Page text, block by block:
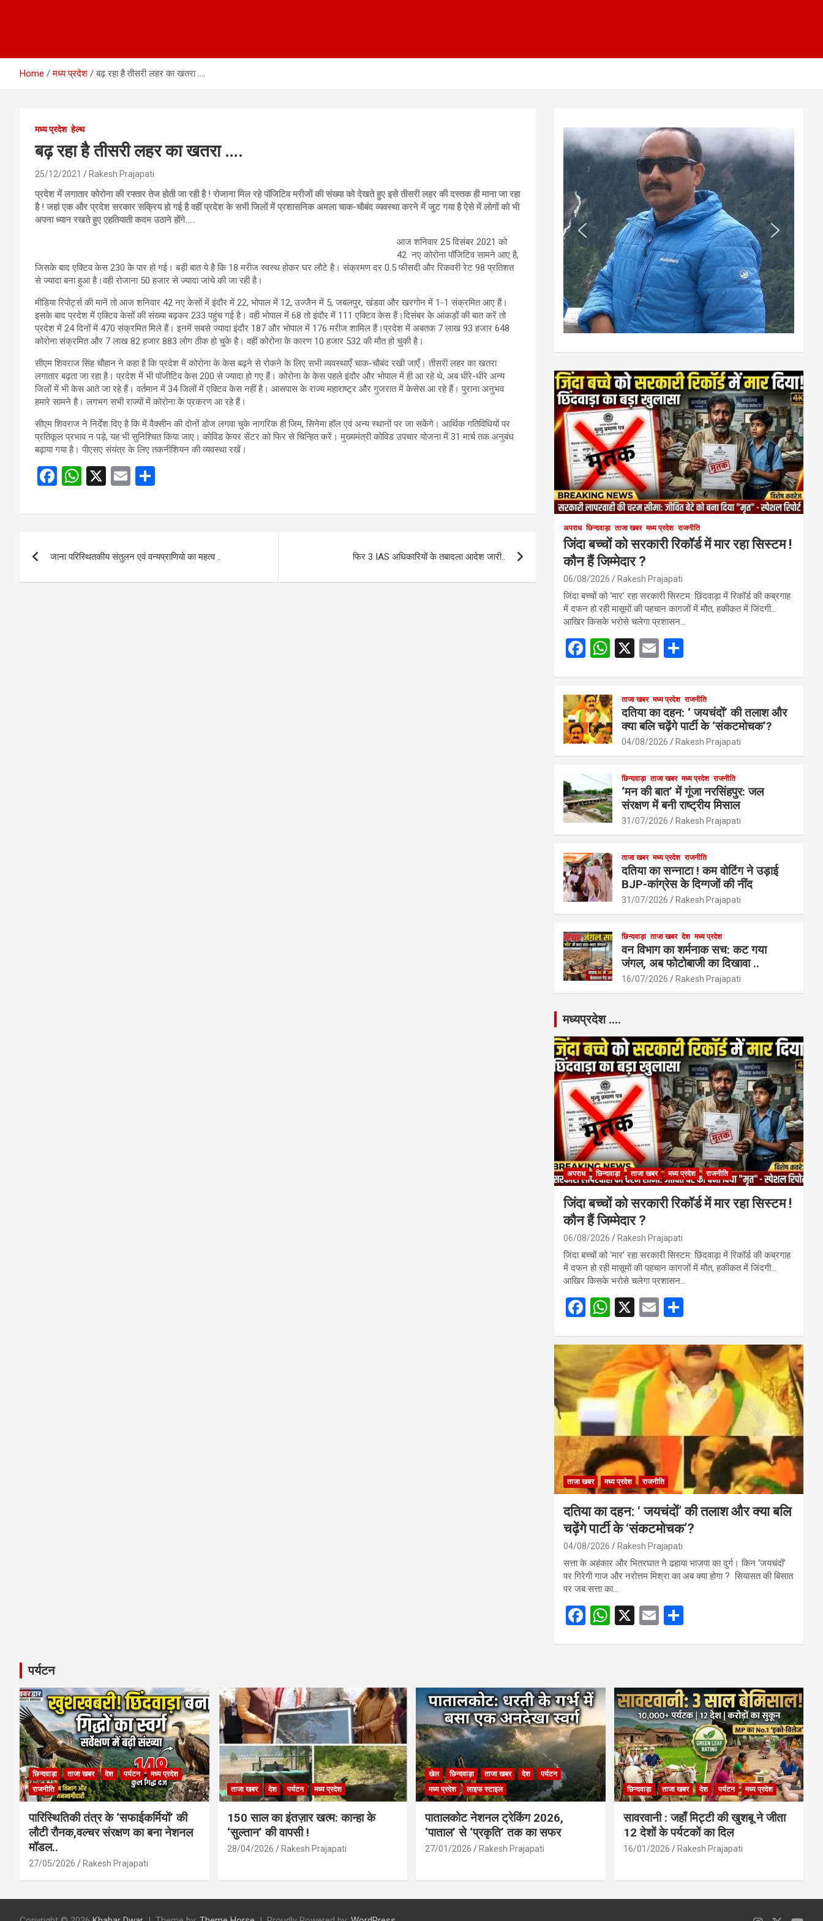
Home मध्य प्रदेश बढ़ रहा है तीसरी लहर का खतरा ….
मध्य प्रदेश हेल्थ
बढ़ रहा है तीसरी लहर का खतरा ….
25/12/2021 Rakesh Prajapati
प्रदेश में लगातार कोरोना की रफ्तार तेज होती जा रही है ! रोजाना मिल रहे पॉजिटिव मरीजों की संख्या को देखते हुए इसे तीसरी लहर की दस्तक ही माना जा रहा
है ! जहां एक और प्रदेश सरकार सक्रिय हो गई है वहीं प्रदेश के सभी जिलों में प्रशासनिक अमला चाक-चौबंद व्यवस्था करने में जुट गया है ऐसे में लोगों को भी
अपना ध्यान रखते हुए एहतियाती कदम उठाने होंगे….
आज शनिवार 25 दिसंबर 2021 को
42 नए कोरोना पॉजिटिव सामने आए है,
जिसके बाद एक्टिव केस 230 के पार हो गई। बड़ी बात ये है कि 18 मरीज स्वस्थ होकर घर लौटे है। संक्रमण दर 0.5 फीसदी और रिकवरी रेट 98 प्रतिशत
से ज्यादा बना हुआ है।वही रोजाना 50 हजार से ज्यादा जांचे की जा रही है।
मीडिया रिपोर्ट्स की मानें तो आज शनिवार 42 नए केसों में इंदौर में 22, भोपाल में 12, उज्जैन में 5, जबलपुर, खंडवा और खरगोन में 1-1 संक्रमित आए हैं।
इसके बाद प्रदेश में एक्टिव केसों की संख्या बढ़कर 233 पहुंच गई है। वही भोपाल में 68 तो इंदौर में 111 एक्टिव केस हैं।दिसंबर के आंकड़ों की बात करें तो
प्रदेश में 24 दिनों में 470 संक्रमित मिले हैं। इनमें सबसे ज्यादा इंदौर 187 और भोपाल में 176 मरीज शामिल हैं।प्रदेश में अबतक 7 लाख 93 हजार 648
कोरोना संक्रमित और 7 लाख 82 हजार 883 लोग ठीक हो चुके है। वहीं कोरोना के कारण 10 हजार 532 की मौत हो चुकी है।
सीएम शिवराज सिंह चौहान ने कहा है कि प्रदेश में कोरोना के केस बढ़ने से रोकने के लिए सभी व्यवस्थाएँ चाक-चौबंद रखी जाएँ। तीसरी लहर का खतरा
लगातार बढ़ता जा रहा है। प्रदेश में भी पॉजीटिव केस 200 से ज्यादा हो गए हैं। कोरोना के केस पहले इंदौर और भोपाल में ही आ रहे थे, अब धीरे-धीरे अन्य
जिलों में भी केस आते जा रहे हैं। वर्तमान में 34 जिलों में एक्टिव केस नहीं है। आसपास के राज्य महाराष्ट्र और गुजरात में केसेस आ रहे हैं। पुराना अनुभव
हमारे सामने है। लगभग सभी राज्यों में कोरोना के प्रकरण आ रहे हैं।
सीएम शिवराज ने निर्देश दिए है कि में वैक्सीन की दोनों डोज लगवा चुके नागरिक ही जिम, सिनेमा हॉल एवं अन्य स्थानों पर जा सकेंगे। आर्थिक गतिविधियों पर
प्रतिकूल प्रभाव न पड़े, यह भी सुनिश्चित किया जाए। कोविड केयर सेंटर को फिर से चिन्हित करें। मुख्यमंत्री कोविड उपचार योजना में 31 मार्च तक अनुबंध
बढ़ाया गया है। पीएसए संयंत्र के लिए तकनीशियन की व्यवस्था रखें।
F
ce
o
W
at
A
X
E
ail ar
navigation
जाना परिस्थितकीय संतुलन एवं वन्यप्राणियो का महत्व .. फिर 3 IAS अधिकारियों के तबादला आदेश जारी..
अपराध छिन्दवाड़ा ताजा खबर मध्य प्रदेश राजनीति
जिंदा बच्चों को सरकारी रिकॉर्ड में मार रहा सिस्टम !
कौन हैं जिम्मेदार ?
06/08/2026 Rakesh Prajapati
जिंदा बच्चों को ‘मार’ रहा सरकारी सिस्टम: छिंदवाड़ा में रिकॉर्ड की कब्रगाह
में दफन हो रही मासूमों की पहचान कागजों में मौत, हकीकत में जिंदगी…
आखिर किसके भरोसे चलेगा प्रशासन…
F
b
o
o
W
s
A
p
X
E
e
ताजा खबर मध्य प्रदेश राजनीति
दतिया का दहन: ‘ जयचंदों’ की तलाश और
क्या बलि चढ़ेंगे पार्टी के ‘संकटमोचक’?
04/08/2026 Rakesh Prajapati
छिन्दवाड़ा ताजा खबर मध्य प्रदेश राजनीति
‘मन की बात’ में गूंजा नरसिंहपुर: जल
संरक्षण में बनी राष्ट्रीय मिसाल
31/07/2026 Rakesh Prajapati
ताजा खबर मध्य प्रदेश राजनीति
दतिया का सन्नाटा ! कम वोटिंग ने उड़ाई
BJP-कांग्रेस के दिग्गजों की नींद
31/07/2026 Rakesh Prajapati
छिन्दवाड़ा ताजा खबर देश मध्य प्रदेश
वन विभाग का शर्मनाक सच: कट गया
जंगल, अब फोटोबाजी का दिखावा ..
16/07/2026 Rakesh Prajapati
मध्यप्रदेश ….
अपराध छिन्दवाड़ा ताजा खबर मध्य प्रदेश राजनीति
जिंदा बच्चों को सरकारी रिकॉर्ड में मार रहा सिस्टम !
कौन हैं जिम्मेदार ?
06/08/2026 Rakesh Prajapati
जिंदा बच्चों को ‘मार’ रहा सरकारी सिस्टम: छिंदवाड़ा में रिकॉर्ड की कब्रगाह
में दफन हो रही मासूमों की पहचान कागजों में मौत, हकीकत में जिंदगी…
आखिर किसके भरोसे चलेगा प्रशासन…
F
ce
b
o
o
k
W
at
s
A
p
p
X
E
ail ar
e
ताजा खबर मध्य प्रदेश राजनीति
दतिया का दहन: ‘ जयचंदों’ की तलाश और क्या बलि
चढ़ेंगे पार्टी के ‘संकटमोचक’?
04/08/2026 Rakesh Prajapati
सत्ता के अहंकार और भितरघात ने ढहाया भाजपा का दुर्ग। किन ‘जयचंदों’
पर गिरेगी गाज और नरोत्तम मिश्रा का अब क्या होगा ? सियासत की बिसात
पर जब सत्ता का…
F
o
o
k
W
A
p
p
X
E
पर्यटन
छिन्दवाड़ा ताजा खबर देश पर्यटन
मध्य प्रदेश
राजनीति
पारिस्थितिकी तंत्र के ‘सफाईकर्मियों’ की
लौटी रौनक,वल्चर संरक्षण का बना नेशनल
मॉडल..
27/05/2026 Rakesh Prajapati
ताजा खबर देश पर्यटन मध्य प्रदेश
150 साल का इंतज़ार खत्म: कान्हा के
‘सुल्तान’ की वापसी !
28/04/2026 Rakesh Prajapati
खेल छिन्दवाड़ा ताजा खबर देश
पर्यटन
मध्य प्रदेश
लाइफ स्टाइल
पातालकोट नेशनल ट्रेकिंग 2026,
‘पाताल’ से ‘प्रकृति’ तक का सफर
27/01/2026 Rakesh Prajapati
छिन्दवाड़ा ताजा खबर देश पर्यटन मध्य प्रदेश
सावरवानी : जहाँ मिट्टी की खुशबू ने जीता
12 देशों के पर्यटकों का दिल
16/01/2026 Rakesh Prajapati